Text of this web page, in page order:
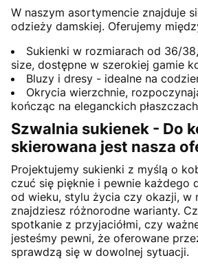
W naszym asortymencie znajduje
odzieży damskiej. Oferujemy
Sukienki w rozmiarach od 36/
size, dostępne w szerokiej gamie
Bluzy i dresy - idealne na
Okrycia wierzchnie,
kończąc na eleganckich
Szwalnia sukienek - Do
skierowana jest nasza
Projektujemy sukienki z myślą o
czuć się pięknie i pewnie każdego
od wieku, stylu życia czy okazji, w
znajdziesz różnorodne warianty.
spotkanie z przyjaciółmi, czy
jesteśmy pewni, że oferowane
sprawdzą się w dowolnej sytuacji.